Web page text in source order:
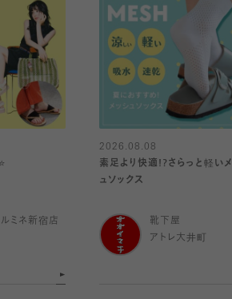
ミネ新宿店
2026.08.08
素足より快適!?さらっと軽い
ュソックス
靴下屋
アトレ大井町